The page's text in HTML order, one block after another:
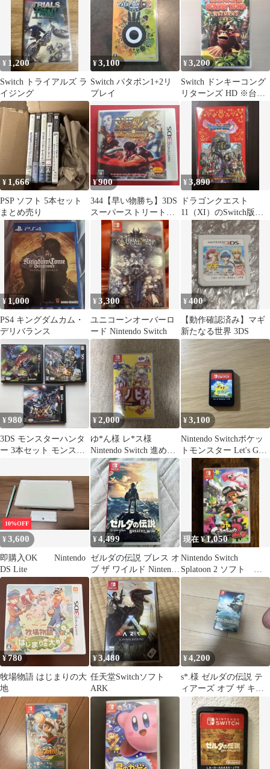
¥ 1,200
Switch トライアルズ ラ
イジング
¥3,100
Switch パタポン1+2リ
プレイ
¥3,200
Switch ドンキーコング
リターンズ HD ※台風
13号の影響で発送遅れ
ます
¥ 1,666
PSP ソフト 5本セット
まとめ売り
¥900
344【早い物勝ち】3DS
スーパーストリートフ
ァイターIV 3D
¥3,890
ドラゴンクエスト
11（XI）のSwitch版
『S』
¥ 1,000
PS4 キングダムカム・
デリバランス
¥3,300
ユニコーンオーバーロ
ード Nintendo Switch
¥400
【動作確認済み】マギ
新たなる世界 3DS
¥980
3DS モンスターハンタ
ー 3本セット モンスタ
¥2,000
ゆ*ん様 レ*ス様
Nintendo Switch 進め！
キノピオ隊長
¥3,100
Nintendo Switchポケッ
トモンスター Let's Go!
ピカチュウ
10%OFF
¥3,600
即購入OK Nintendo
DS Lite
¥4,499
ゼルダの伝説 ブレス オ
ブ ザ ワイルド Nintendo
Switch
現在 ¥1,050
Nintendo Switch
Splatoon 2 ソフト ス
プラトゥーン2
¥780
牧場物語 はじまりの大
地
¥3,480
任天堂Switchソフト
ARK
¥4,200
s*.様 ゼルダの伝説 テ
ィアーズ オブ ザ キン
グダム Switch